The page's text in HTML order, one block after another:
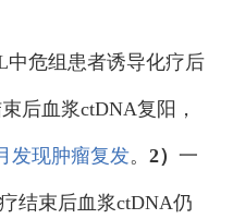
中危组患者诱导化疗后
后血浆ctDNA复阳，
发现肿瘤复发。 2） 一
结束后血浆ctDNA仍